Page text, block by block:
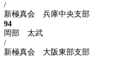
/
新極真会 兵庫中央支部
94
岡部 太武
/
新極真会 大阪東部支部